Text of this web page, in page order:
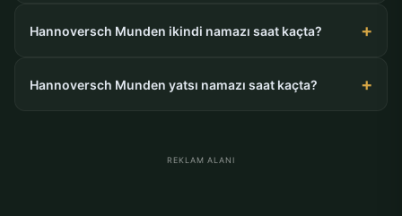
Hannoversch Munden ikindi namazı saat kaçta?
Hannoversch Munden yatsı namazı saat kaçta?
REKLAM ALANI